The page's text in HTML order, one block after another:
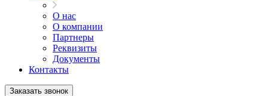
О нас
О компании
Партнеры
Реквизиты
Документы
Контакты
Заказать звонок